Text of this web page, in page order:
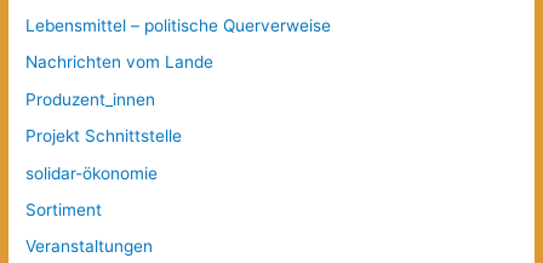
Lebensmittel – politische Querverweise
Nachrichten vom Lande
Produzent_innen
Projekt Schnittstelle
solidar-ökonomie
Sortiment
Veranstaltungen